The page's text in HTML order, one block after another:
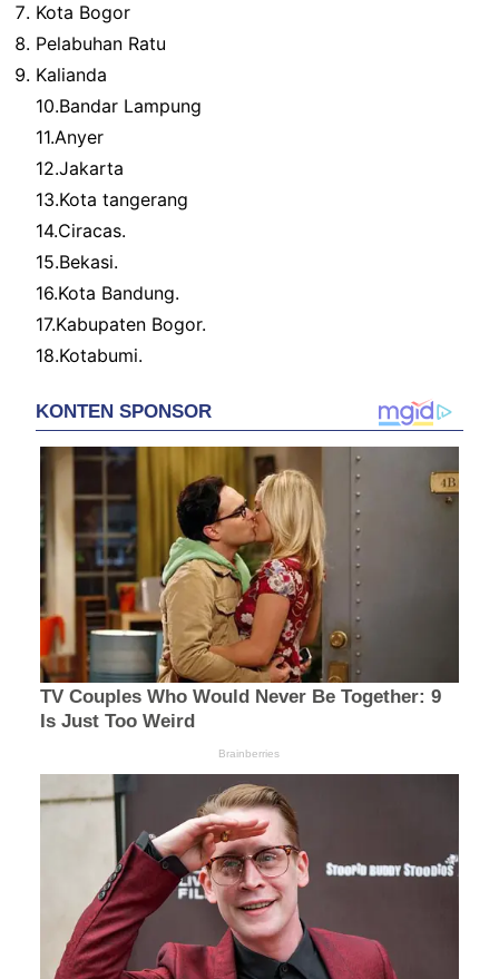
Kota Bogor
Pelabuhan Ratu
Kalianda
10.Bandar Lampung
11.Anyer
12.Jakarta
13.Kota tangerang
14.Ciracas.
15.Bekasi.
16.Kota Bandung.
17.Kabupaten Bogor.
18.Kotabumi.